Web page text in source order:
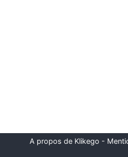
A propos de Klikego -